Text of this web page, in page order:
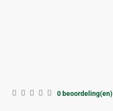
0 beoordeling(en)